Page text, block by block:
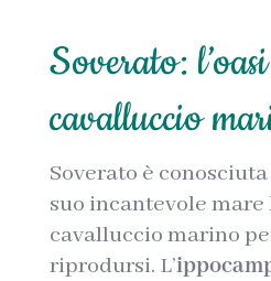
Soverato:
cavalluccio
Soverato è
suo incantevole
cavalluccio marino
riprodursi. L’